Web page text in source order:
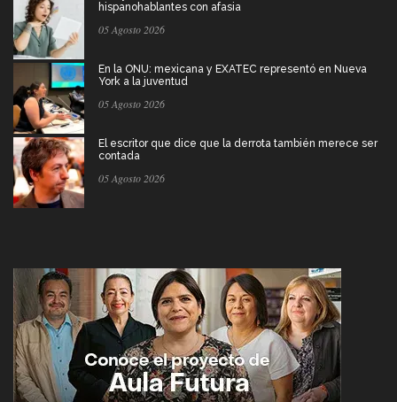
hispanohablantes con afasia
05 Agosto 2026
En la ONU: mexicana y EXATEC representó en Nueva
York a la juventud
05 Agosto 2026
El escritor que dice que la derrota también merece ser
contada
05 Agosto 2026